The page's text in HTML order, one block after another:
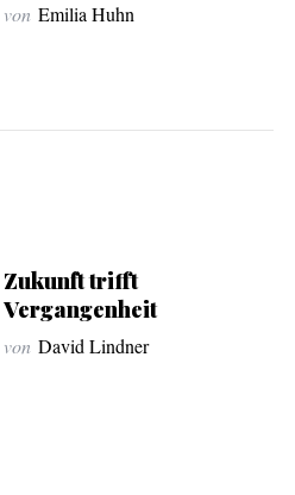
von Emilia Huhn
Zukunft trifft
Vergangenheit
von David Lindner